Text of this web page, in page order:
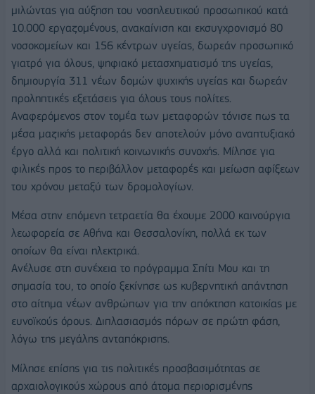
μιλώντας για αύξηση του νοσηλευτικού προσωπικού κατά
10.000 εργαζομένους, ανακαίνιση και εκσυγχρονισμό 80
νοσοκομείων και 156 κέντρων υγείας, δωρεάν προσωπικό
γιατρό για όλους, ψηφιακό μετασχηματισμό της υγείας,
δημιουργία 311 νέων δομών ψυχικής υγείας και δωρεάν
προληπτικές εξετάσεις για όλους τους πολίτες.
Αναφερόμενος στον τομέα των μεταφορών τόνισε πως τα
μέσα μαζικής μεταφοράς δεν αποτελούν μόνο αναπτυξιακό
έργο αλλά και πολιτική κοινωνικής συνοχής. Μίλησε για
φιλικές προς το περιβάλλον μεταφορές και μείωση αφίξεων
του χρόνου μεταξύ των δρομολογίων.
Μέσα στην επόμενη τετραετία θα έχουμε 2000 καινούργια
λεωφορεία σε Αθήνα και Θεσσαλονίκη, πολλά εκ των
οποίων θα είναι ηλεκτρικά.
Ανέλυσε στη συνέχεια το πρόγραμμα Σπίτι Μου και τη
σημασία του, το οποίο ξεκίνησε ως κυβερνητική απάντηση
στο αίτημα νέων ανθρώπων για την απόκτηση κατοικίας με
ευνοϊκούς όρους. Διπλασιασμός πόρων σε πρώτη φάση,
λόγω της μεγάλης ανταπόκρισης.
Μίλησε επίσης για τις πολιτικές προσβασιμότητας σε
αρχαιολογικούς χώρους από άτομα περιορισμένης